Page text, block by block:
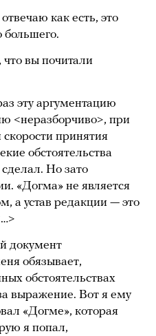
как есть, это
большего.
вы почитали
эту аргументацию
<неразборчиво>, при
принятия
обстоятельства
Но зато
«Догма» не является
а устав редакции — это
документ
обязывает,
обстоятельствах
выражение. Вот я ему
«Догме», которая
я попал,